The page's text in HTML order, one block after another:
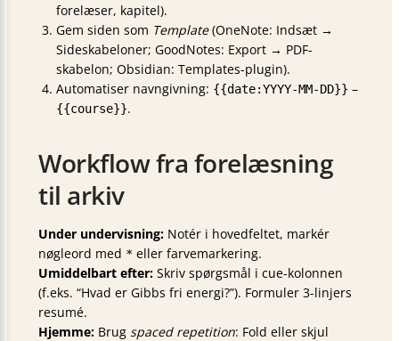
forelæser, kapitel).
Gem siden som Template(OneNote: Indsæt →
Sideskabeloner; GoodNotes: Export → PDF-
skabelon; Obsidian: Templates-plugin).
Automatiser navngivning: {{date:YYYY-MM-DD}} –
{{course}}.
Workflow fra forelæsning
til arkiv
Under undervisning: Notér i hovedfeltet, markér
nøgleord med * eller farvemarkering.
Umiddelbart efter: Skriv spørgsmål i cue-kolonnen
(f.eks. “Hvad er Gibbs fri energi?”). Formuler 3-linjers
resumé.
Hjemme: Brug spaced repetition: Fold eller skjul